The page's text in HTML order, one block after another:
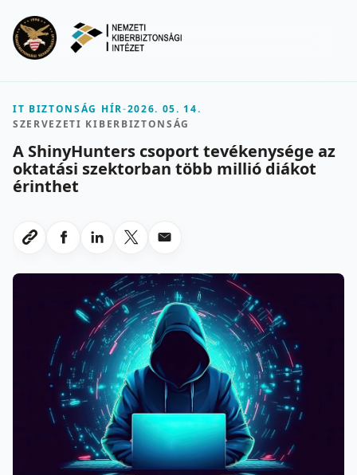
IT BIZTONSÁG HÍR-2026. 05. 14.
SZERVEZETI KIBERBIZTONSÁG
A ShinyHunters csoport tevékenysége az
oktatási szektorban több millió diákot
érinthet
Link masolasa
Megosztas Facebookon
Megosztas LinkedInen
Megosztas X-en
Megosztas emailben